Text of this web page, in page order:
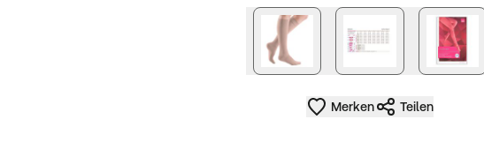
nächstes Bild
Merken Teilen